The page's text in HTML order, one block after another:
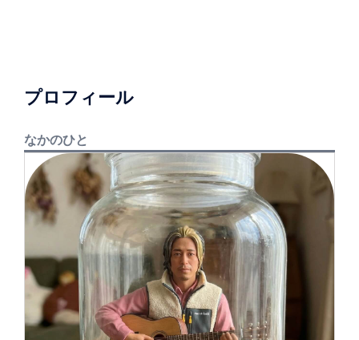
プロフィール
なかのひと